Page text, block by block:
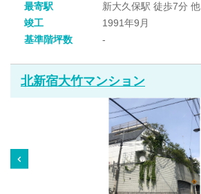
最寄駅
新大久保駅 徒歩7分 他
竣工
1991年9月
基準階坪数
-
北新宿大竹マンション